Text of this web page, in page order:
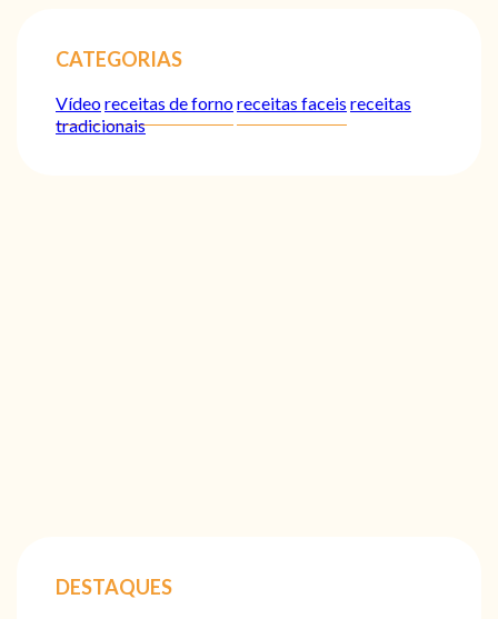
CATEGORIAS
Vídeoreceitas de fornoreceitas faceis receitas
tradicionais
DESTAQUES